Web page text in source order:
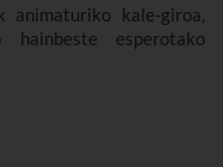
kale-giroa,
hainbeste esperotako